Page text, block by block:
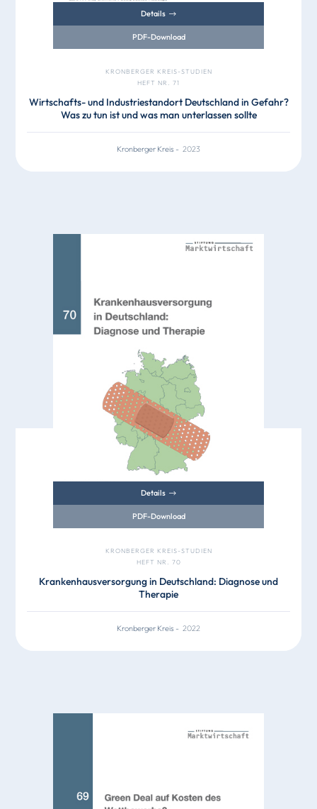
Details
PDF-Download
KRONBERGER KREIS-STUDIEN
HEFT NR. 71
Wirtschafts- und Industriestandort Deutschland in Gefahr?
Was zu tun ist und was man unterlassen sollte
Kronberger Kreis - 2023
Details
PDF-Download
KRONBERGER KREIS-STUDIEN
HEFT NR. 70
Krankenhausversorgung in Deutschland: Diagnose und
Therapie
Kronberger Kreis - 2022